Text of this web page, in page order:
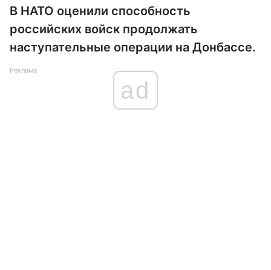
В НАТО оценили способность
российских войск продолжать
наступательные операции на Донбассе.
Реклама
ad